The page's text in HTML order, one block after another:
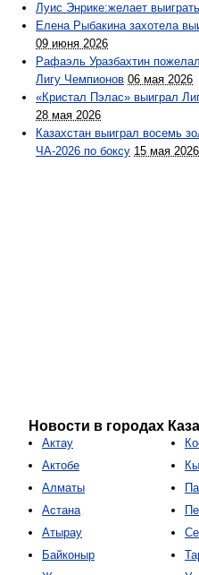
Луис Энрике:желает
Елена Рыбакина захотела
09 июня 2026
Рафаэль Уразбахтин
Лигу Чемпионов 06 мая 2026
«Кристал Пэлас» выиграл
28 мая 2026
Казахстан выиграл восемь
ЧА-2026 по боксу 15 мая 2026
Новости в городах
Актау
Актобе
Алматы
Астана
Атырау
Байконыр